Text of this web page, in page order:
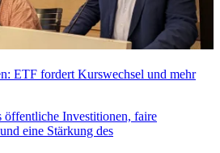
ETF fordert Kurswechsel und mehr
öffentliche Investitionen, faire
eine Stärkung des